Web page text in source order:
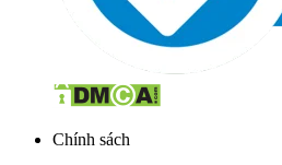
Chính sách